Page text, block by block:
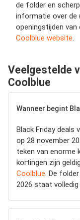
de folder en
informatie over de
openingstijden van
Coolblue website.
Veelgestelde
Coolblue
Wanneer begint
Black Friday deals
op 28 november
teken van enorme
kortingen zijn
Coolblue. De
2026 staat volledig